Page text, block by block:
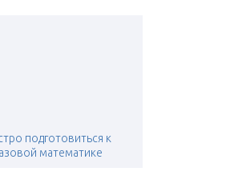
подготовиться к
математике